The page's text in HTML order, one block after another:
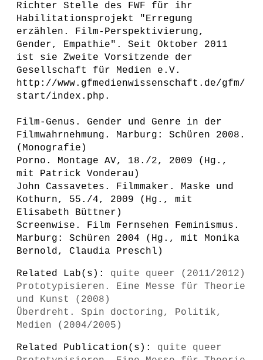
Richter Stelle des FWF für ihr
Habilitationsprojekt "Erregung
erzählen. Film-Perspektivierung,
Gender, Empathie". Seit Oktober 2011
ist sie Zweite Vorsitzende der
Gesellschaft für Medien e.V.
http://www.gfmedienwissenschaft.de/gfm/
start/index.php.
Film-Genus. Gender und Genre in der
Filmwahrnehmung. Marburg: Schüren 2008.
(Monografie)
Porno. Montage AV, 18./2, 2009 (Hg.,
mit Patrick Vonderau)
John Cassavetes. Filmmaker. Maske und
Kothurn, 55./4, 2009 (Hg., mit
Elisabeth Büttner)
Screenwise. Film Fernsehen Feminismus.
Marburg: Schüren 2004 (Hg., mit Monika
Bernold, Claudia Preschl)
Related Lab(s): quite queer (2011/2012)
Prototypisieren. Eine Messe für Theorie
und Kunst (2008)
Überdreht. Spin doctoring, Politik,
Medien (2004/2005)
Related Publication(s): quite queer